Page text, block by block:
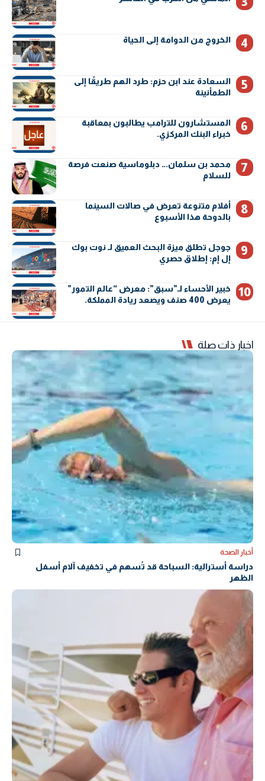
الخروج من الدوامة إلى الحياة
السعادة عند ابن حزم: طرد الهم طريقًا إلى
الطمأنينة
المستشارون للترامب يطالبون بمعاقبة
خبراء البنك المركزي.
محمد بن سلمان… دبلوماسية صنعت فرصة
للسلام
أفلام متنوعة تعرض في صالات السينما
بالدوحة هذا الأسبوع
جوجل تطلق ميزة البحث العميق لـ نوت بوك
إل إم: إطلاق حصري
خبير الأحساء لـ”سبق”: معرض “عالم التمور”
يعرض 400 صنف ويصعد ريادة المملكة.
اخبار ذات صلة
أخبار الصحة
دراسة أسترالية: السباحة قد تُسهم في تخفيف آلام أسفل
الظهر